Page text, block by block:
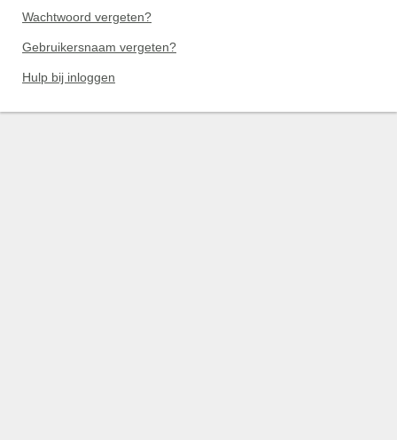
Wachtwoord vergeten?
Gebruikersnaam vergeten?
Hulp bij inloggen